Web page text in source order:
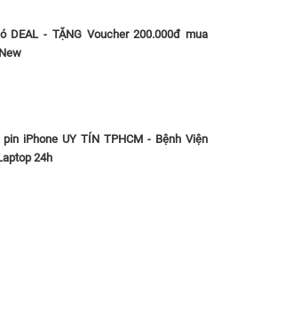
DEAL - TẶNG Voucher 200.000đ mua
iPhone UY TÍN TPHCM - Bệnh Viện
24h